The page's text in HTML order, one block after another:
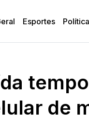
Esportes Política
de